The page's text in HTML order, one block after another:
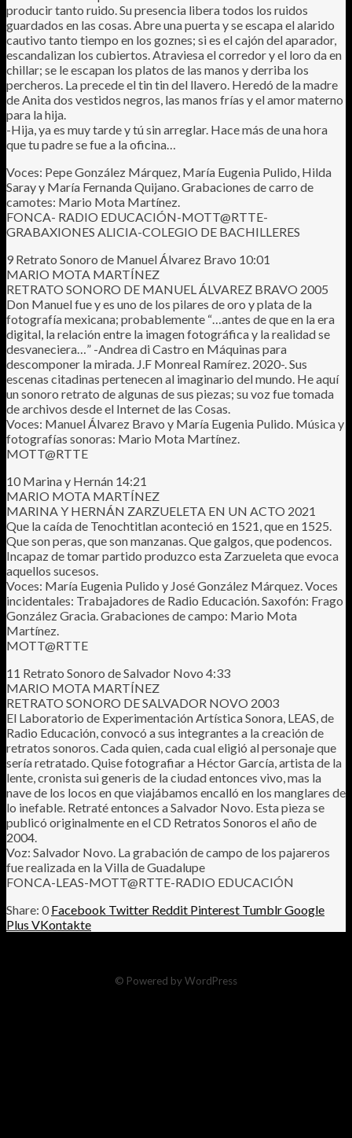
producir tanto ruido. Su presencia libera todos los ruidos
guardados en las cosas. Abre una puerta y se escapa el alarido
cautivo tanto tiempo en los goznes; si es el cajón del aparador,
escandalizan los cubiertos. Atraviesa el corredor y el loro da en
chillar; se le escapan los platos de las manos y derriba los
percheros. La precede el tin tin del llavero. Heredó de la madre
de Anita dos vestidos negros, las manos frías y el amor materno
para la hija.
-Hija, ya es muy tarde y tú sin arreglar. Hace más de una hora
que tu padre se fue a la oficina…
Voces: Pepe González Márquez, María Eugenia Pulido, Hilda
Saray y María Fernanda Quijano. Grabaciones de carro de
camotes: Mario Mota Martínez.
FONCA- RADIO EDUCACIÓN-MOTT@RTTE-
GRABAXIONES ALICIA-COLEGIO DE BACHILLERES
9 Retrato Sonoro de Manuel Álvarez Bravo 10:01
MARIO MOTA MARTÍNEZ
RETRATO SONORO DE MANUEL ÁLVAREZ BRAVO 2005
Don Manuel fue y es uno de los pilares de oro y plata de la
fotografía mexicana; probablemente “…antes de que en la era
digital, la relación entre la imagen fotográfica y la realidad se
desvaneciera…” -Andrea di Castro en Máquinas para
descomponer la mirada. J.F Monreal Ramírez. 2020-. Sus
escenas citadinas pertenecen al imaginario del mundo. He aquí
un sonoro retrato de algunas de sus piezas; su voz fue tomada
de archivos desde el Internet de las Cosas.
Voces: Manuel Álvarez Bravo y María Eugenia Pulido. Música y
fotografías sonoras: Mario Mota Martínez.
MOTT@RTTE
10 Marina y Hernán 14:21
MARIO MOTA MARTÍNEZ
MARINA Y HERNÁN ZARZUELETA EN UN ACTO 2021
Que la caída de Tenochtitlan aconteció en 1521, que en 1525.
Que son peras, que son manzanas. Que galgos, que podencos.
Incapaz de tomar partido produzco esta Zarzueleta que evoca
aquellos sucesos.
Voces: María Eugenia Pulido y José González Márquez. Voces
incidentales: Trabajadores de Radio Educación. Saxofón: Frago
González Gracia. Grabaciones de campo: Mario Mota
Martínez.
MOTT@RTTE
11 Retrato Sonoro de Salvador Novo 4:33
MARIO MOTA MARTÍNEZ
RETRATO SONORO DE SALVADOR NOVO 2003
El Laboratorio de Experimentación Artística Sonora, LEAS, de
Radio Educación, convocó a sus integrantes a la creación de
retratos sonoros. Cada quien, cada cual eligió al personaje que
sería retratado. Quise fotografiar a Héctor García, artista de la
lente, cronista sui generis de la ciudad entonces vivo, mas la
nave de los locos en que viajábamos encalló en los manglares de
lo inefable. Retraté entonces a Salvador Novo. Esta pieza se
publicó originalmente en el CD Retratos Sonoros el año de
2004.
Voz: Salvador Novo. La grabación de campo de los pajareros
fue realizada en la Villa de Guadalupe
FONCA-LEAS-MOTT@RTTE-RADIO EDUCACIÓN
0 Facebook Twitter Reddit Pinterest TumblrGoogle
Plus VKontakte
© Powered by WordPress